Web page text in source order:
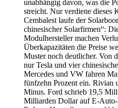
unabhängig davon, was die
streicht. Nur verdiene dieses
Cembalest laufe der
chinesischer Solarfirmen“:
Modulhersteller machen
Überkapazitäten die Preise
Muster noch deutlicher. Von
nur Tesla und vier
Mercedes und VW fahren
fünfzehn Prozent ein. Rivian
Minus. Ford schrieb 19,5
Milliarden Dollar auf E-Auto-